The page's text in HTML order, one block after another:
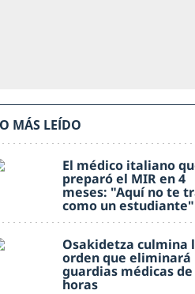
MÁS LEÍDO
El médico italiano
preparó el MIR en 4
meses: "Aquí no te
como un estudiante"
Osakidetza culmina
orden que eliminará
guardias médicas de
horas